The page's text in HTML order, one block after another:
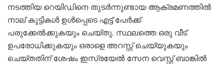
നടത്തിയ റെയിഡിനെ തുടർന്നുണ്ടായ ആക്രമണത്തിൽ
നാല് കുട്ടികൾ ഉൾപ്പെടെ എട്ട് പേർക്ക്
പരുക്കേൽക്കുകയും ചെയ്തു. സ്ഥലത്തെ ഒരു വീട്
ഉപരോധിക്കുകയും ഒരാളെ അറസ്റ്റ് ചെയ്യുകയും
ചെയ്തതിന് ശേഷം ഇസ്രയേൽ സേന വെസ്റ്റ് ബാങ്കിൽ